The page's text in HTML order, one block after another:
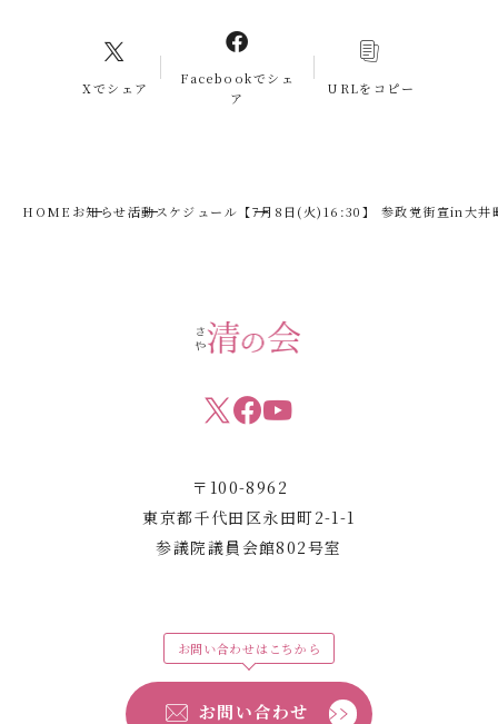
Xでシェア
Facebookでシェ
ア
URLをコピー
HOME お知らせ活動スケジュール 【7月8日(火)16:30】 参政党街宣in大井
〒100-8962
東京都千代田区永田町2-1-1
参議院議員会館802号室
お問い合わせはこちから
お問い合わせ